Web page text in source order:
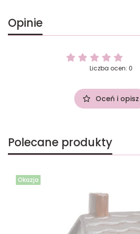
Opinie
Liczba ocen: 0
Oceń i opisz
Polecane produkty
Okazja